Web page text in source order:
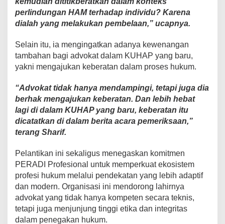
perlindungan HAM terhadap individu? Karena
dialah yang melakukan pembelaan,” ucapnya.
Selain itu, ia mengingatkan adanya kewenangan
tambahan bagi advokat dalam KUHAP yang baru,
yakni mengajukan keberatan dalam proses hukum.
“Advokat tidak hanya mendampingi, tetapi juga dia
berhak mengajukan keberatan. Dan lebih hebat
lagi di dalam KUHAP yang baru, keberatan itu
dicatatkan di dalam berita acara pemeriksaan,”
terang Sharif.
Pelantikan ini sekaligus menegaskan komitmen
PERADI Profesional untuk memperkuat ekosistem
profesi hukum melalui pendekatan yang lebih adaptif
dan modern. Organisasi ini mendorong lahirnya
advokat yang tidak hanya kompeten secara teknis,
tetapi juga menjunjung tinggi etika dan integritas
dalam penegakan hukum.